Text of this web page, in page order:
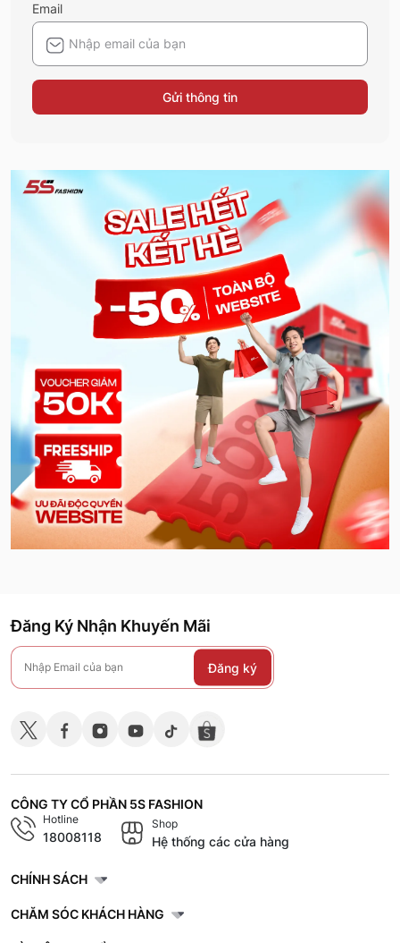
Email
Gửi thông tin
Đăng Ký Nhận Khuyến Mãi
Đăng ký
CÔNG TY CỔ PHẦN 5S FASHION
Hotline
18008118
Shop
Hệ thống các cửa hàng
CHÍNH SÁCH
CHĂM SÓC KHÁCH HÀNG